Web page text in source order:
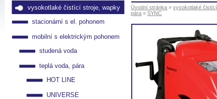
vysokotlaké čistící stroje, wapky
stacionární s el. pohonem
mobilní s elektrickým pohonem
studená voda
teplá voda, pára
HOT LINE
UNIVERSE
Úvodní stránka »vysokotlaké
pára »SYNC